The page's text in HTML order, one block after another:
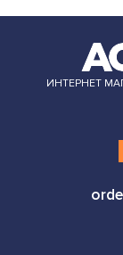
ИНТЕРНЕТ